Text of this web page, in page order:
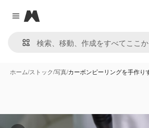
Close menu
Magnific
ホーム/ストック/写真/カーボンピーリングを手作